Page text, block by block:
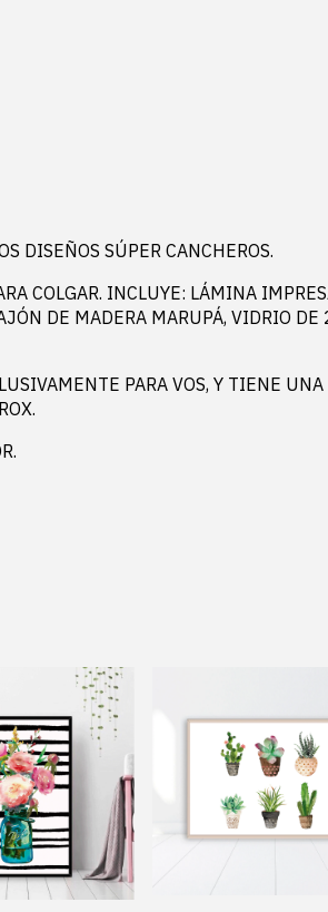
DISEÑOS SÚPER CANCHEROS.
COLGAR. INCLUYE: LÁMINA
DE MADERA MARUPÁ, VIDRIO DE
PARA VOS, Y TIENE UNA